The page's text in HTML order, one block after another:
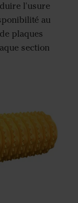
l'usure
au
plaques
section